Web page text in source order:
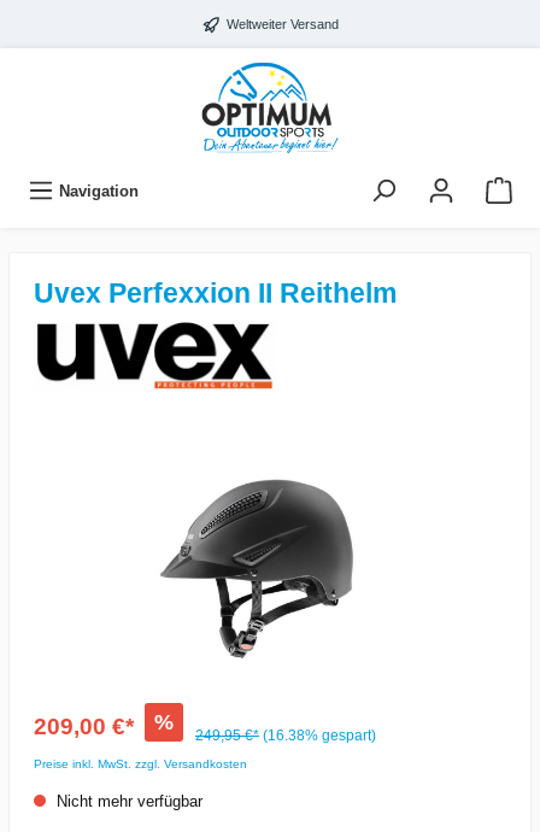
Weltweiter Versand
Navigation
Uvex Perfexxion II Reithelm
209,00 €* %
249,95 €* (16.38% gespart)
Preise inkl. MwSt. zzgl. Versandkosten
Nicht mehr verfügbar